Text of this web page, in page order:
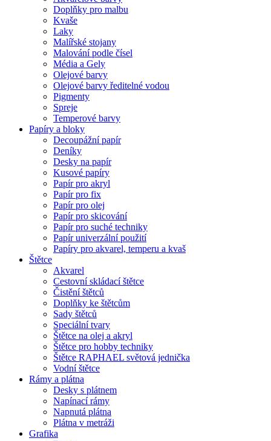
Doplňky pro malbu
Kvaše
Laky
Malířské stojany
Malování podle čísel
Média a Gely
Olejové barvy
Olejové barvy ředitelné vodou
Pigmenty
Spreje
Temperové barvy
Papíry a bloky
Decoupážní papír
Deníky
Desky na papír
Kusové papíry
Papír pro akryl
Papír pro fix
Papír pro olej
Papír pro skicování
Papír pro suché techniky
Papír univerzální použití
Papíry pro akvarel, temperu a kvaš
Štětce
Akvarel
Cestovní skládací štětce
Čistění štětců
Doplňky ke štětcům
Sady štětců
Speciální tvary
Štětce na olej a akryl
Štětce pro hobby techniky
Štětce RAPHAEL světová jednička
Vodní štětce
Rámy a plátna
Desky s plátnem
Napínací rámy
Napnutá plátna
Plátna v metráži
Grafika